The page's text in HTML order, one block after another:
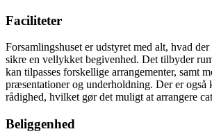
Faciliteter
Forsamlingshuset er udstyret med alt, hvad
sikre en vellykket begivenhed. Det tilbyder
kan tilpasses forskellige arrangementer, samt
præsentationer og underholdning. Der er også
rådighed, hvilket gør det muligt at arrangere
Beliggenhed